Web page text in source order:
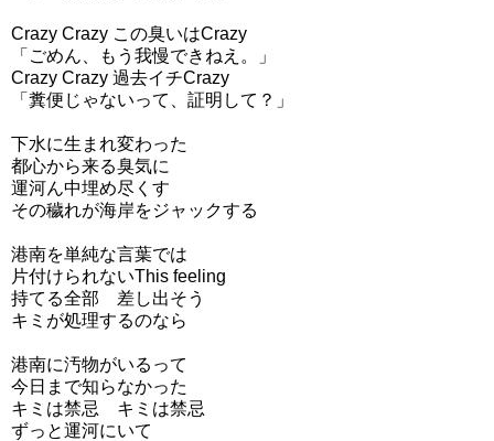
Crazy Crazy この臭いはCrazy
「ごめん、もう我慢できねえ。」
Crazy Crazy 過去イチCrazy
「糞便じゃないって、証明して？」
下水に生まれ変わった
都心から来る臭気に
運河ん中埋め尽くす
その穢れが海岸をジャックする
港南を単純な言葉では
片付けられないThis feeling
持てる全部 差し出そう
キミが処理するのなら
港南に汚物がいるって
今日まで知らなかった
キミは禁忌 キミは禁忌
ずっと運河にいて